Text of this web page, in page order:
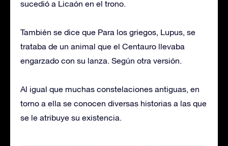
sucedió a Licaón en el trono.
También se dice que Para los griegos, Lupus, se
trataba de un animal que el Centauro llevaba
engarzado con su lanza. Según otra versión.
Al igual que muchas constelaciones antiguas, en
torno a ella se conocen diversas historias a las que
se le atribuye su existencia.